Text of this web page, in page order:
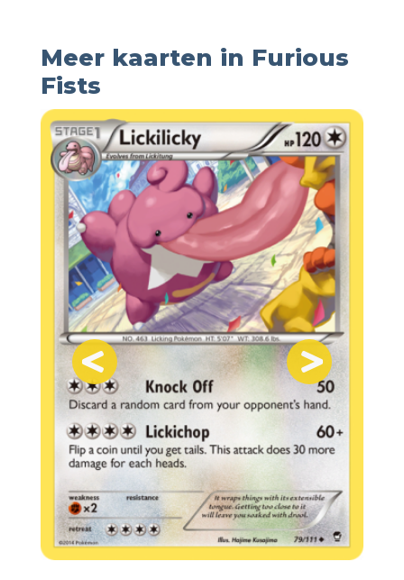
Meer kaarten in Furious
Fists